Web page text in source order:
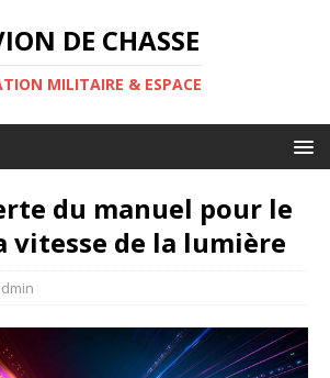
DE CHASSE
MILITAIRE & ESPACE
du manuel pour le
vitesse de la lumière